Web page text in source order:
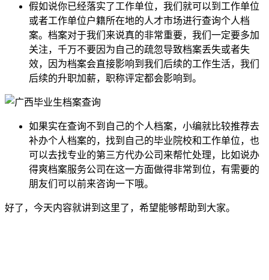
假如说你已经落实了工作单位，我们就可以到工作单位
或者工作单位户籍所在地的人才市场进行查询个人档
案。档案对于我们来说真的非常重要，我们一定要多加
关注，千万不要因为自己的疏忽导致档案丢失或者失
效，因为档案会直接影响到我们后续的工作生活，我们
后续的升职加薪，职称评定都会影响到。
如果实在查询不到自己的个人档案，小编就比较推荐去
补办个人档案的，找到自己的毕业院校和工作单位，也
可以去找专业的第三方代办公司来帮忙处理，比如说办
得爽档案服务公司在这一方面做得非常到位，有需要的
朋友们可以前来咨询一下哦。
好了，今天内容就讲到这里了，希望能够帮助到大家。